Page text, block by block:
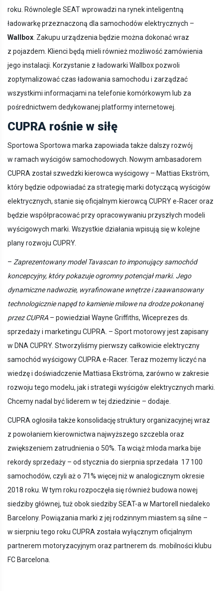
roku. Równolegle SEAT wprowadzi na rynek inteligentną
ładowarkę przeznaczoną dla samochodów elektrycznych –
Wallbox . Zakupu urządzenia będzie można dokonać wraz
z pojazdem. Klienci będą mieli również możliwość zamówienia
jego instalacji. Korzystanie z ładowarki Wallbox pozwoli
zoptymalizować czas ładowania samochodu i zarządzać
wszystkimi informacjami na telefonie komórkowym lub za
pośrednictwem dedykowanej platformy internetowej.
CUPRA rośnie w siłę
Sportowa Sportowa marka zapowiada także dalszy rozwój
w ramach wyścigów samochodowych. Nowym ambasadorem
CUPRA został szwedzki kierowca wyścigowy – Mattias Ekström,
który będzie odpowiadać za strategię marki dotyczącą wyścigów
elektrycznych, stanie się oficjalnym kierowcą CUPRY e-Racer oraz
będzie współpracować przy opracowywaniu przyszłych modeli
wyścigowych marki. Wszystkie działania wpisują się w kolejne
plany rozwoju CUPRY.
– Zaprezentowany model Tavascan to imponujący samochód
koncepcyjny, który pokazuje ogromny potencjał marki. Jego
dynamiczne nadwozie, wyrafinowane wnętrze i zaawansowany
technologicznie napęd to kamienie milowe na drodze pokonanej
przez CUPRA – powiedział Wayne Griffiths, Wiceprezes ds.
sprzedaży i marketingu CUPRA. – Sport motorowy jest zapisany
w DNA CUPRY. Stworzyliśmy pierwszy całkowicie elektryczny
samochód wyścigowy CUPRA e-Racer. Teraz możemy liczyć na
wiedzę i doświadczenie Mattiasa Ekströma, zarówno w zakresie
rozwoju tego modelu, jak i strategii wyścigów elektrycznych marki.
Chcemy nadal być liderem w tej dziedzinie – dodaje.
CUPRA ogłosiła także konsolidację struktury organizacyjnej wraz
z powołaniem kierownictwa najwyższego szczebla oraz
zwiększeniem zatrudnienia o 50%. Ta wciąż młoda marka bije
rekordy sprzedaży – od stycznia do sierpnia sprzedała 17 100
samochodów, czyli aż o 71% więcej niż w analogicznym okresie
2018 roku. W tym roku rozpoczęła się również budowa nowej
siedziby głównej, tuż obok siedziby SEAT-a w Martorell niedaleko
Barcelony. Powiązania marki z jej rodzinnym miastem są silne –
w sierpniu tego roku CUPRA została wyłącznym oficjalnym
partnerem motoryzacyjnym oraz partnerem ds. mobilności klubu
FC Barcelona.